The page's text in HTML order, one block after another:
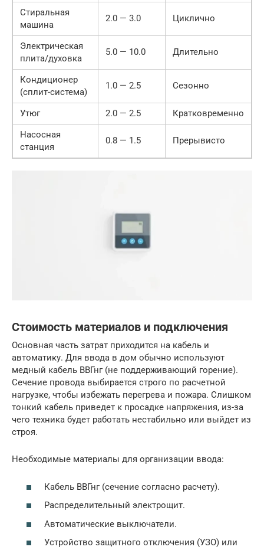
Стиральная
машина
2.0 — 3.0 Циклично
Электрическая
плита/духовка
5.0 — 10.0 Длительно
Кондиционер
(сплит-система)
1.0 — 2.5 Сезонно
Утюг 2.0 — 2.5
Кратковременно
Насосная
станция
0.8 — 1.5 Прерывисто
Стоимость материалов и подключения
Основная часть затрат приходится на кабель и
автоматику. Для ввода в дом обычно используют
медный кабель ВВГнг (не поддерживающий горение).
Сечение провода выбирается строго по расчетной
нагрузке, чтобы избежать перегрева и пожара. Слишком
тонкий кабель приведет к просадке напряжения, из-за
чего техника будет работать нестабильно или выйдет из
строя.
Необходимые материалы для организации ввода:
Кабель ВВГнг (сечение согласно расчету).
Распределительный электрощит.
Автоматические выключатели.
Устройство защитного отключения (УЗО) или